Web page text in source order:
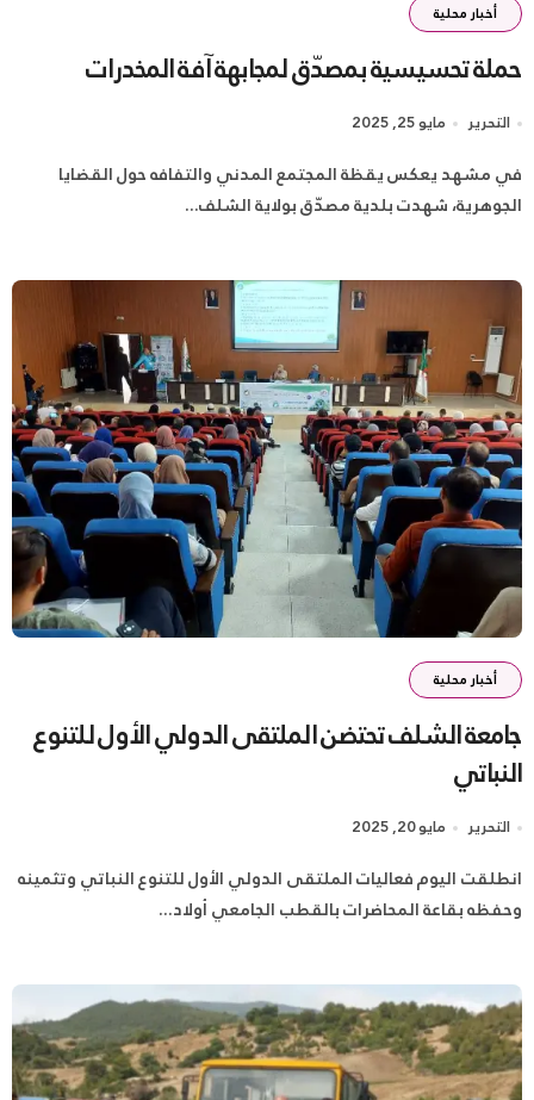
أخبار محلية
حملة تحسيسية بمصدّق لمجابهة آفة المخدرات
التحرير مايو 25, 2025
في مشهد يعكس يقظة المجتمع المدني والتفافه حول القضايا
الجوهرية، شهدت بلدية مصدّق بولاية الشلف...
أخبار محلية
جامعة الشلف تحتضن الملتقى الدولي الأول للتنوع
النباتي
التحرير مايو 20, 2025
انطلقت اليوم فعاليات الملتقى الدولي الأول للتنوع النباتي وتثمينه
وحفظه بقاعة المحاضرات بالقطب الجامعي أولاد...